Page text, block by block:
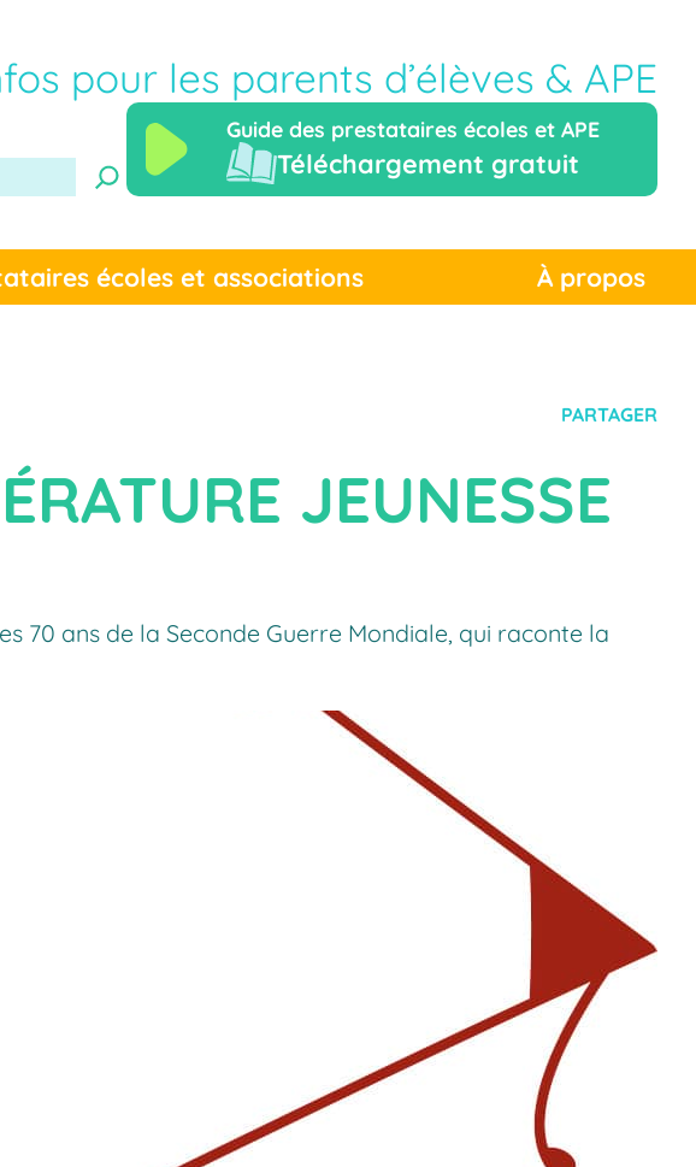
pour les parents d’élèves & APE
Guide des prestataires écoles et APE
Téléchargement gratuit
écoles et associations À propos
PARTAGER
JEUNESSE
70 ans de la Seconde Guerre Mondiale, qui raconte la